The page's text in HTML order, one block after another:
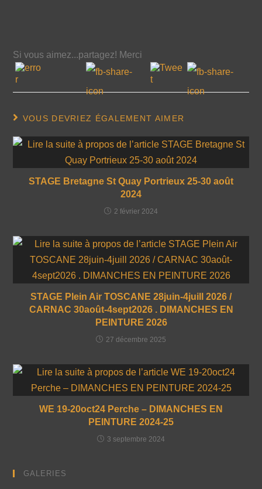
Si vous aimez...partagez! Merci
VOUS DEVRIEZ ÉGALEMENT AIMER
STAGE Bretagne St Quay Portrieux 25-30 août
2024
2 février 2024
STAGE Plein Air TOSCANE 28juin-4juill 2026 /
CARNAC 30août-4sept2026 . DIMANCHES EN
PEINTURE 2026
27 décembre 2025
WE 19-20oct24 Perche – DIMANCHES EN
PEINTURE 2024-25
3 septembre 2024
GALERIES